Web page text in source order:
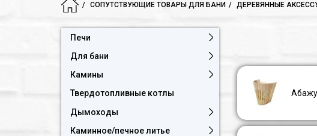
СОПУТСТВУЮЩИЕ ТОВАРЫ ДЛЯ БАНИ ДЕРЕВЯННЫЕ
Печи
Для бани
Камины
Твердотопливные котлы
Дымоходы
Каминное/печное литье